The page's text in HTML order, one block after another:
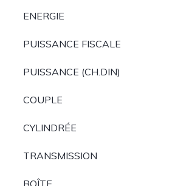
ENERGIE
PUISSANCE FISCALE
PUISSANCE (CH.DIN)
COUPLE
CYLINDRÉE
TRANSMISSION
BOÎTE